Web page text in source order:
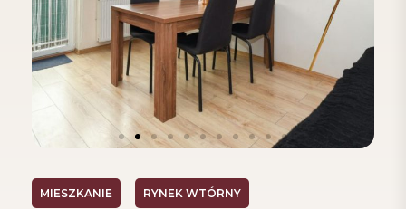
MIESZKANIE RYNEK WTÓRNY